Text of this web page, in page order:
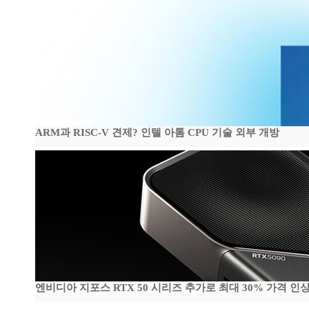
ARM과 RISC-V 견제? 인텔 아톰 CPU 기술 외부 개방
엔비디아 지포스 RTX 50 시리즈 추가로 최대 30% 가격 인